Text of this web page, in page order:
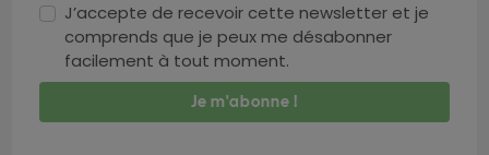
J’accepte de recevoir cette newsletter et je
comprends que je peux me désabonner
facilement à tout moment.